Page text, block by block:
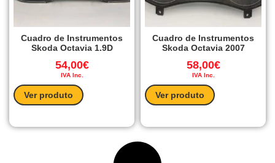
Cuadro de Instrumentos
Skoda Octavia 1.9D
54,00€
IVA Inc.
Ver produto
Cuadro de Instrumentos
Skoda Octavia 2007
58,00€
IVA Inc.
Ver produto